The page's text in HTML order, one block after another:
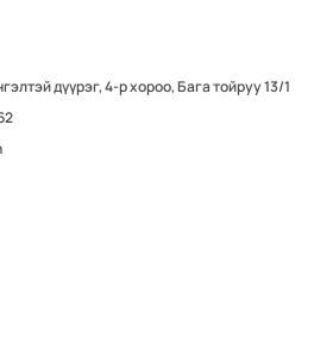
дүүрэг, 4-р хороо, Бага тойруу 13/1